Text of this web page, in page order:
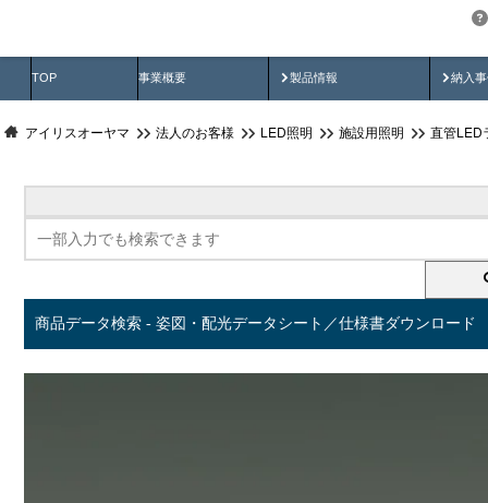
TOP 事業概要 製品情報
製品動画 納入
納
アイリスオーヤマ 法人のお客様 LED照明 施設用照明 直管LED
商品データ検索 - 姿図・配光データシート／仕様書ダウンロード